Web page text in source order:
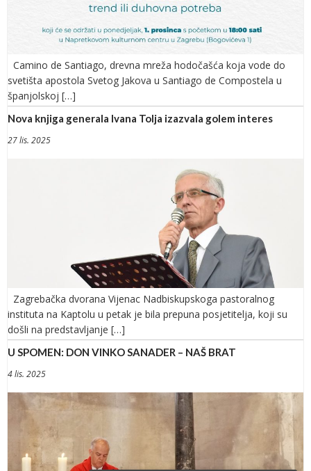
Camino de Santiago, drevna mreža hodočašća koja vode do
svetišta apostola Svetog Jakova u Santiago de Compostela u
španjolskoj […]
Nova knjiga generala Ivana Tolja izazvala golem interes
27 lis. 2025
Zagrebačka dvorana Vijenac Nadbiskupskoga pastoralnog
instituta na Kaptolu u petak je bila prepuna posjetitelja, koji su
došli na predstavljanje […]
U SPOMEN: DON VINKO SANADER – NAŠ BRAT
4 lis. 2025